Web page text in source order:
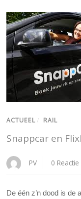
ACTUEEL / RAIL
Snappcar en
PV 0 Reactie
De één z’n dood is de